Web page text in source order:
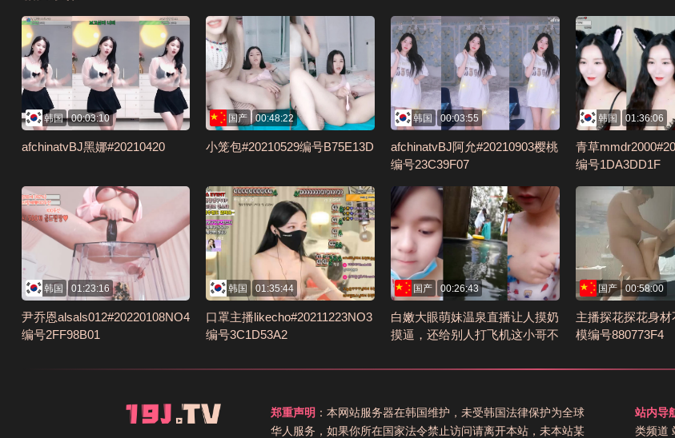
韩国 00:03:10
afchinatvBJ黑娜#20210420
国产 00:48:22
小笼包#20210529编号B75E13D
韩国 00:03:55
afchinatvBJ阿允#20210903樱桃
编号23C39F07
韩国 01:36:06
青草
编号1DA3DD1F
韩国 01:23:16
尹乔恩alsals012#20220108NO4
编号2FF98B01
韩国 01:35:44
口罩主播likecho#20211223NO3
编号3C1D53A2
国产 00:26:43
白嫩大眼萌妹温泉直播让人摸奶
摸逼，还给别人打飞机这小哥不
号6F1D85AD
国产 00:58:00
主播探花探花身
模编号880773F4
郑重声明 ：本网站服务器在韩国维护，未受韩国法律保护为全球
华人服务，如果你所在国家法令禁止访问请离开本站，未本站某
站内导
类频道